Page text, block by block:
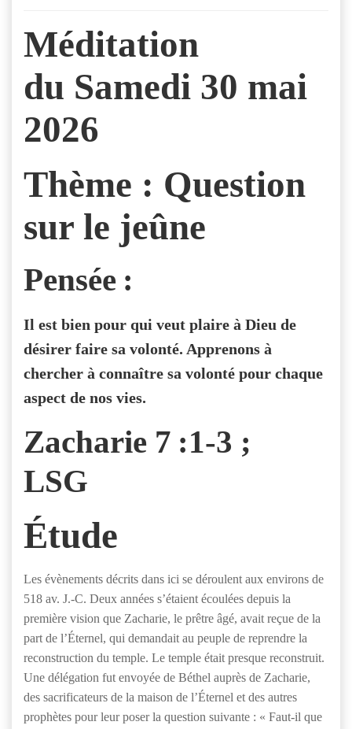
Méditation
du Samedi 30 mai
2026
Thème : Question
sur le jeûne
Pensée :
Il est bien pour qui veut plaire à Dieu de
désirer faire sa volonté. Apprenons à
chercher à connaître sa volonté pour chaque
aspect de nos vies.
Zacharie 7 :1-3 ;
LSG
Étude
Les évènements décrits dans ici se déroulent aux environs de
518 av. J.-C. Deux années s’étaient écoulées depuis la
première vision que Zacharie, le prêtre âgé, avait reçue de la
part de l’Éternel, qui demandait au peuple de reprendre la
reconstruction du temple. Le temple était presque reconstruit.
Une délégation fut envoyée de Béthel auprès de Zacharie,
des sacrificateurs de la maison de l’Éternel et des autres
prophètes pour leur poser la question suivante : « Faut-il que